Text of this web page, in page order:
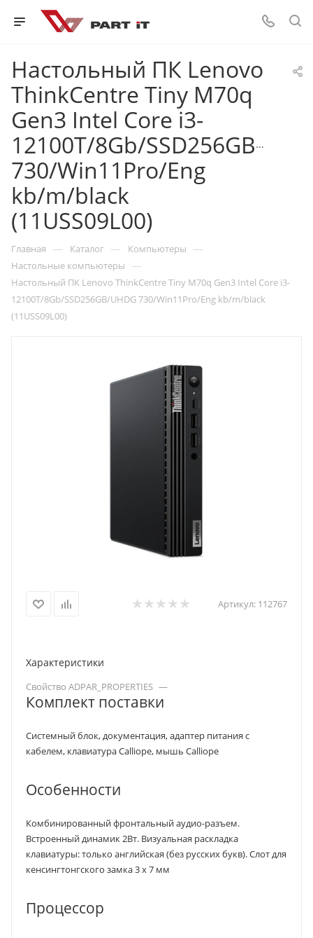
Настольный ПК Lenovo
ThinkCentre Tiny M70q
Gen3 Intel Core i3-
12100T/8Gb/SSD256GB/
730/Win11Pro/Eng
kb/m/black
(11USS09L00)
Главная — Каталог — Компьютеры —
Настольные компьютеры —
Настольный ПК Lenovo ThinkCentre Tiny M70q Gen3 Intel Core i3-
12100T/8Gb/SSD256GB/UHDG 730/Win11Pro/Eng kb/m/black
(11USS09L00)
Артикул: 112767
Характеристики
Свойство ADPAR_PROPERTIES —
Комплект поставки
Системный блок, документация, адаптер питания с
кабелем, клавиатура Calliope, мышь Calliope
Особенности
Комбинированный фронтальный аудио-разъем.
Встроенный динамик 2Вт. Визуальная раскладка
клавиатуры: только английская (без русских букв). Слот для
кенсингтонгского замка 3 x 7 мм
Процессор